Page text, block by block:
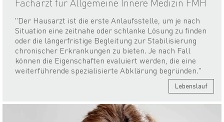
Facharzt für Allgemeine Innere Medizin FMH
"Der Hausarzt ist die erste Anlaufsstelle, um je nach
Situation eine zeitnahe oder schlanke Lösung zu finden
oder die längerfristige Begleitung zur Stabilisierung
chronischer Erkrankungen zu bieten. Je nach Fall
können die Eigenschaften evaluiert werden, die eine
weiterführende spezialisierte Abklärung begründen."
Lebenslauf